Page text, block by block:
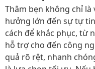
Thâm bẹn không chỉ là
hưởng lớn đến sự tự
cách để khắc phục, từ
hỗ trợ cho đến công
quả rõ rệt, nhanh